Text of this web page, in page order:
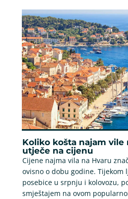
Koliko košta najam vile
utječe na cijenu
Cijene najma vila na Hvaru
ovisno o dobu godine. Tijekom
posebice u srpnju i kolovozu,
smještajem na ovom